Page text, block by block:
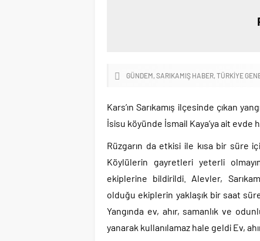
GÜNDEM SARIKAMIŞ HABER TÜRKIYE
Kars’ın Sarıkamış ilçesinde çıkan
İsisu köyünde İsmail Kaya’ya ait evde
Rüzgarın da etkisi ile kısa bir süre
Köylülerin gayretleri yeterli
ekiplerine bildirildi. Alevler,
olduğu ekiplerin yaklaşık bir saat
Yangında ev, ahır, samanlık ve
yanarak kullanılamaz hale geldi Ev,